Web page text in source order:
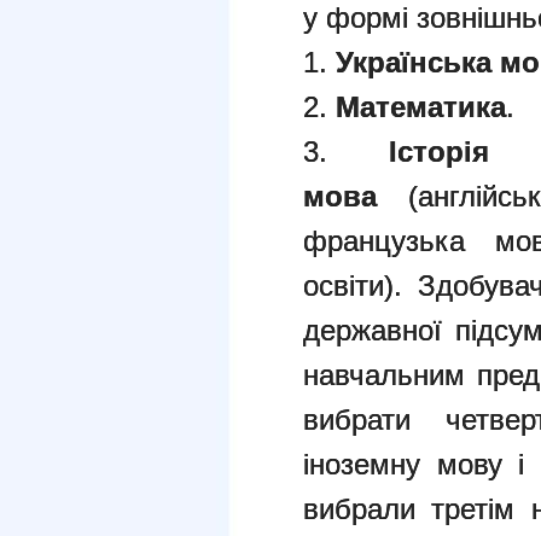
у формі
1. Українська
2. Математика.
3.
мова
французька
освіти).
державної
навчальним
вибрати
іноземну мову і
вибрали третім